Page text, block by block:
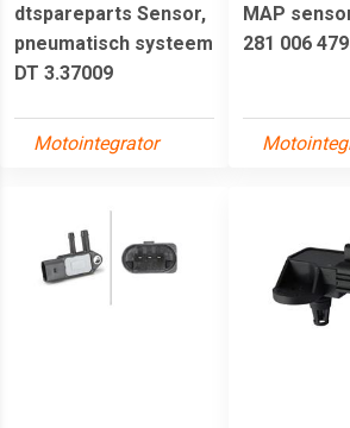
dtspareparts Sensor,
pneumatisch systeem
DT 3.37009
Motointegrator
MAP
281 006 479